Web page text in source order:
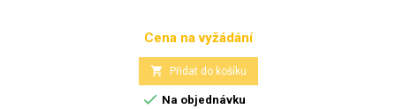
Cena
Cena na vyžádání
 Přidat do košíku
 Na objednávku